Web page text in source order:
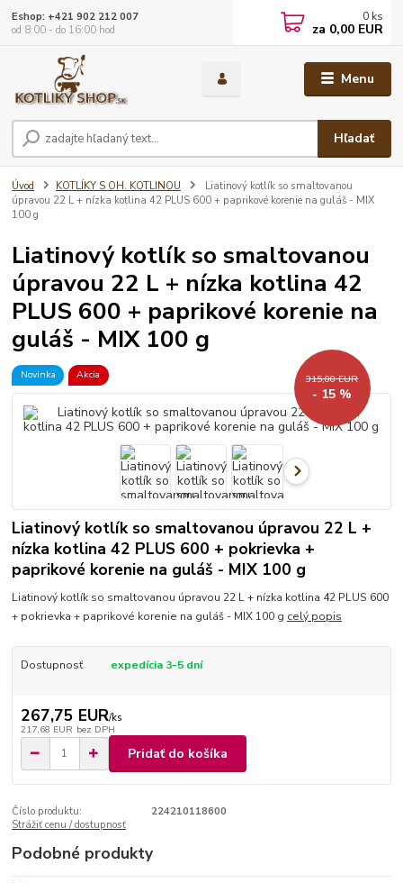
Menu
Hľadať
Eshop: +421 902 212 007
od 8:00 - do 16:00 hod
0 ks
za 0,00 EUR
Úvod KOTLÍKY S OH. KOTLINOU
Liatinový kotlík so smaltovanou
úpravou 22 L + nízka kotlina 42 PLUS 600 + paprikové korenie na guláš - MIX
100 g
Liatinový kotlík so smaltovanou
úpravou 22 L + nízka kotlina 42
PLUS 600 + paprikové korenie na
guláš - MIX 100 g
Novinka Akcia 315,00 EUR
- 15 %
Liatinový kotlík so smaltovanou úpravou 22 L +
nízka kotlina 42 PLUS 600 + pokrievka +
paprikové korenie na guláš - MIX 100 g
Liatinový kotlík so smaltovanou úpravou 22 L + nízka kotlina 42 PLUS 600
+ pokrievka + paprikové korenie na guláš - MIX 100 g celý popis
Dostupnosť expedícia 3-5 dní
267,75 EUR/ks
217,68 EUR bez DPH
Pridať do košíka
Číslo produktu:
224210118600
Strážiť cenu / dostupnosť
Podobné produkty